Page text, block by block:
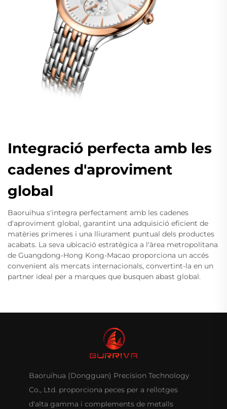
Integració perfecta amb les
cadenes d'aproviment
global
Baoruihua s'integra perfectament amb les cadenes
d'aproviment global, garantint una adquisició eficient de
matèries primeres i una lliurament puntual dels productes
acabats. La seva ubicació estratègica a l'àrea metropolitana
de Guangdong-Hong Kong-Macao proporciona un accés
convenient als mercats internacionals, convertint-la en un
partner ideal per a marques que busquen abast global.
Baoruihua (Dongguan) Precision Technology
Co., Ltd. proporciona peces per a rellotges
d'alta gamma i complements de metalls